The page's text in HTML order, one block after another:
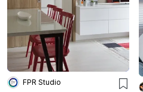
FPR Studio